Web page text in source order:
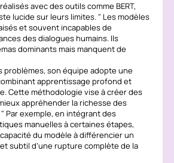
avec des outils comme BERT,
lucide sur leurs limites.
Les modèles
et souvent incapables de
des dialogues humains. Ils
dominants mais manquent de
problèmes, son équipe adopte une
apprentissage profond et
Cette méthodologie vise à créer des
appréhender la richesse des
Par exemple, en intégrant des
manuelles à certaines étapes,
du modèle à différencier un
subtil d’une rupture complète de la